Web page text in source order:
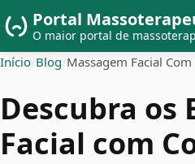
Portal
O maior portal de
Início /Blog /Massagem Facial
Descubra os
Facial com